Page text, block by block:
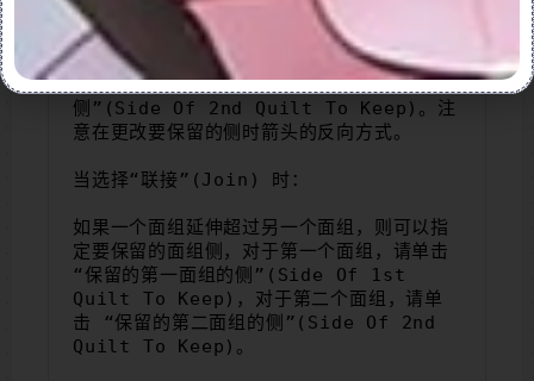
对于每个面组，您可以更改保留的面组侧，对
于第一个面组，请单击 “保留的第一面组的
侧”(Side Of 1st Quilt To Keep)，对
于第二个面组，请单击 “保留的第二面组的
侧”(Side Of 2nd Quilt To Keep)。注
意在更改要保留的侧时箭头的反向方式。
当选择“联接”(Join) 时：
如果一个面组延伸超过另一个面组，则可以指
定要保留的面组侧，对于第一个面组，请单击
“保留的第一面组的侧”(Side Of 1st
Quilt To Keep)，对于第二个面组，请单
击 “保留的第二面组的侧”(Side Of 2nd
Quilt To Keep)。